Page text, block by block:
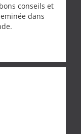
conseils et
dans